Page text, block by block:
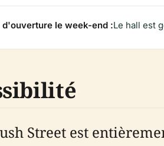
d'ouverture le week-end :Le hall est
Street est